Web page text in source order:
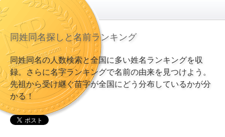
同姓同名探しと名前ランキング
同姓同名の人数検索と全国に多い姓名ランキングを収
録。さらに名字ランキングで名前の由来を見つけよう。
先祖から受け継ぐ苗字が全国にどう分布しているかが分
かる！